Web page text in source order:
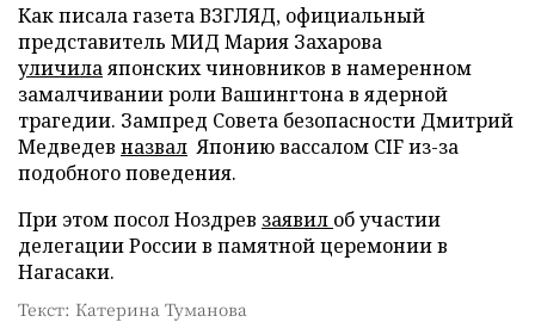
Как писала газета ВЗГЛЯД, официальный
представитель МИД Мария Захарова
уличилаяпонских чиновников в намеренном
замалчивании роли Вашингтона в ядерной
трагедии. Зампред Совета безопасности Дмитрий
Медведев назвал Японию вассалом CIF из-за
подобного поведения.
При этом посол Ноздрев заявил об участии
делегации России в памятной церемонии в
Нагасаки.
Текст: Катерина Туманова